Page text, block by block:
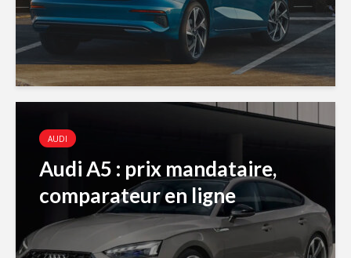
AUDI
Audi A5 : prix mandataire,
comparateur en ligne